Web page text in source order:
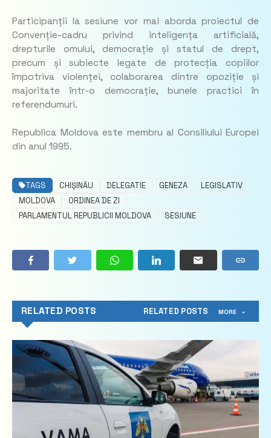
Participanții la sesiune vor mai aborda proiectul de
Convenție-cadru privind inteligența artificială,
drepturile omului, democrație și statul de drept,
precum și subiecte legate de protecția copiilor
împotriva violenței, colaborarea dintre opoziție și
majoritate într-o democrație, bunele practici în
referendumuri.
Republica Moldova este membru al Consiliului Europei
din anul 1995.
TAGS CHIȘINĂU DELEGATIE GENEZA
LEGISLATIV
MOLDOVA
ORDINEA DE ZI
PARLAMENTUL REPUBLICII MOLDOVA
SESIUNE
RELATED POSTS RELATED POSTS MORE